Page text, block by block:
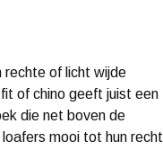
rechte of licht wijde
of chino geeft juist een
die net boven de
mooi tot hun recht